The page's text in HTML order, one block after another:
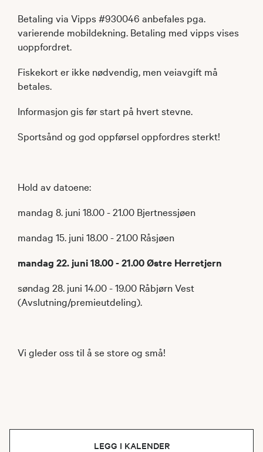
Betaling via Vipps #930046 anbefales pga.
varierende mobildekning. Betaling med vipps vises
uoppfordret.
Fiskekort er ikke nødvendig, men veiavgift må
betales.
Informasjon gis før start på hvert stevne.
Sportsånd og god oppførsel oppfordres sterkt!
Hold av datoene:
mandag 8. juni 18.00 - 21.00 Bjertnessjøen
mandag 15. juni 18.00 - 21.00 Råsjøen
mandag 22. juni 18.00 - 21.00 Østre Herretjern
søndag 28. juni 14.00 - 19.00 Råbjørn Vest
(Avslutning/premieutdeling).
Vi gleder oss til å se store og små!
LEGG I KALENDER